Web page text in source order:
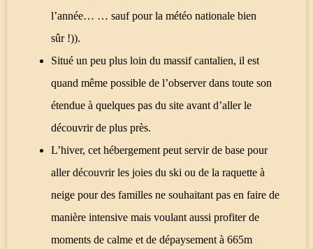
l’année… … sauf pour la météo nationale bien
sûr !)).
Situé un peu plus loin du massif cantalien, il est
quand même possible de l’observer dans toute son
étendue à quelques pas du site avant d’aller le
découvrir de plus près.
L’hiver, cet hébergement peut servir de base pour
aller découvrir les joies du ski ou de la raquette à
neige pour des familles ne souhaitant pas en faire de
manière intensive mais voulant aussi profiter de
moments de calme et de dépaysement à 665m